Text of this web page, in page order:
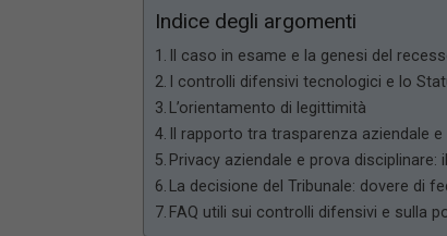
Indice degli argomenti
Il caso in esame e la genesi del
I controlli difensivi tecnologici e lo
L’orientamento di legittimità
Il rapporto tra trasparenza aziendale
Privacy aziendale e prova
La decisione del Tribunale: dovere di
FAQ utili sui controlli difensivi e sulla